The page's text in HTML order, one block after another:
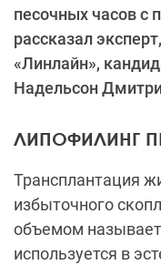
песочных часов
рассказал
«Линлайн»,
Надельсон
ЛИПОФИЛИНГ
Трансплантация
избыточного
объемом
используется в